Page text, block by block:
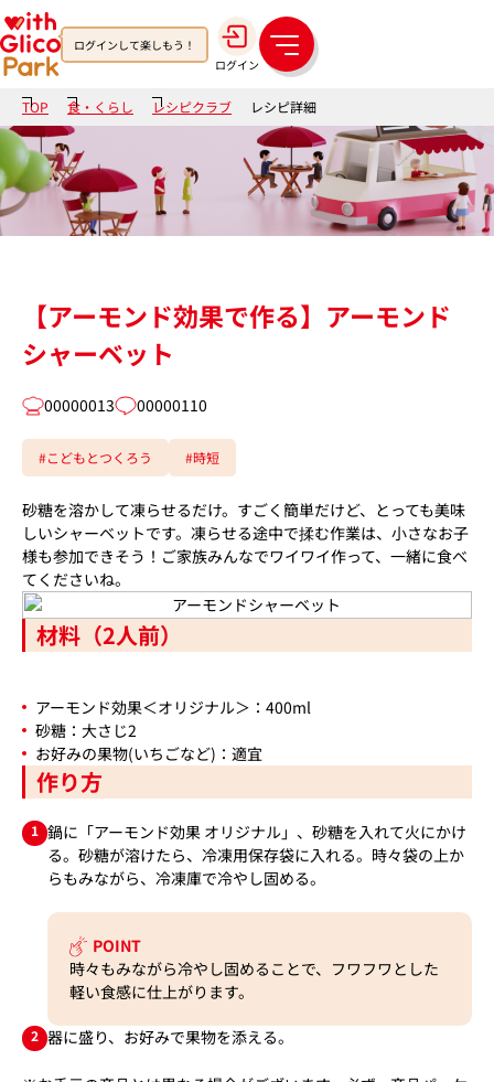
ログインして楽しもう！
ログイン
メ
ニ
ュ
ー
TOP 食・くらし レシピクラブ レシピ詳細
【アーモンド効果で作る】アーモンド
シャーベット
00000013 00000110
#こどもとつくろう #時短
砂糖を溶かして凍らせるだけ。すごく簡単だけど、とっても美味
しいシャーベットです。凍らせる途中で揉む作業は、小さなお子
様も参加できそう！ご家族みんなでワイワイ作って、一緒に食べ
てくださいね。
材料（2人前）
アーモンド効果＜オリジナル＞：400ml
砂糖：大さじ2
お好みの果物(いちごなど)：適宜
作り方
1 鍋に「アーモンド効果 オリジナル」、砂糖を入れて火にかけ
る。砂糖が溶けたら、冷凍用保存袋に入れる。時々袋の上か
らもみながら、冷凍庫で冷やし固める。
POINT
時々もみながら冷やし固めることで、フワフワとした
軽い食感に仕上がります。
2 器に盛り、お好みで果物を添える。